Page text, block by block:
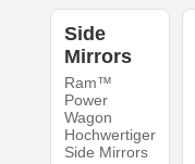
Side
Mirrors
Ram™
Power
Wagon
Hochwertiger
Side Mirrors